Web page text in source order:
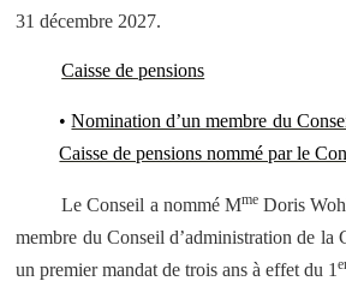
31 décembre 2027.
Caisse de pensions
•Nomination d’un membre du
Caisse de pensions nommé par le
Le Conseil a nommé Mme Doris
membre du Conseil d’administration de la
un premier mandat de trois ans à effet du 1